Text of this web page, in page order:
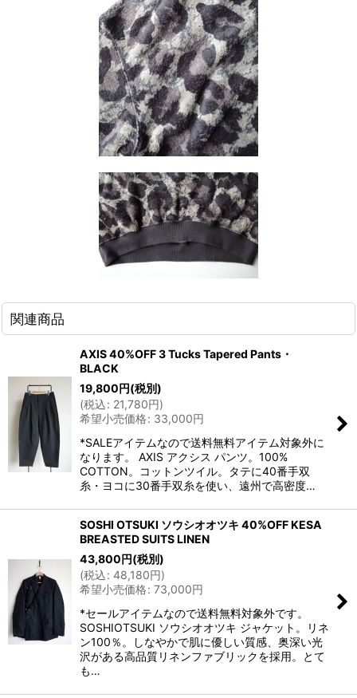
関連商品
AXIS 40%OFF 3 Tucks Tapered Pants・
BLACK
19,800円(税別)
(税込: 21,780円)
希望小売価格: 33,000円
*SALEアイテムなので送料無料アイテム対象外に
なります。 AXIS アクシス パンツ。100%
COTTON。コットンツイル。タテに40番手双
糸・ヨコに30番手双糸を使い、遠州で高密度…
SOSHI OTSUKI ソウシオオツキ 40%OFF KESA
BREASTED SUITS LINEN
43,800円(税別)
(税込: 48,180円)
希望小売価格: 73,000円
*セールアイテムなので送料無料対象外です。
SOSHIOTSUKI ソウシオオツキ ジャケット。リネ
ン100％。しなやかで肌に優しい質感、奥深い光
沢がある高品質リネンファブリックを採用。とて
も…